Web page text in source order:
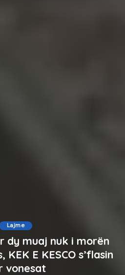
Lajme
dy muaj nuk i morën
E KESCO s’flasin
vonesat